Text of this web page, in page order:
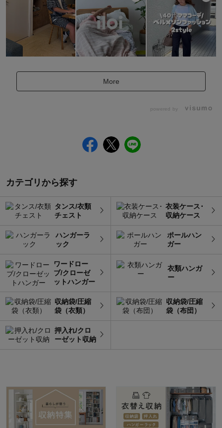
More
powered by
カテゴリから探す
タンス/衣類
チェスト
衣装ケース･
収納ケース
ハンガーラ
ック
ポールハン
ガー
ワードロー
ブ/クローゼ
ットハンガー
衣類ハンガ
ー
収納袋/圧縮
袋（衣類）
収納袋/圧縮
袋（布団）
押入れ/クロ
ーゼット収納